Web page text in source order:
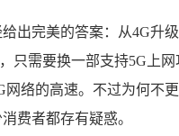
出完美的答案：从4G升
只需要换一部支持5G上
网络的高速。不过为何不
费者都存有疑惑。